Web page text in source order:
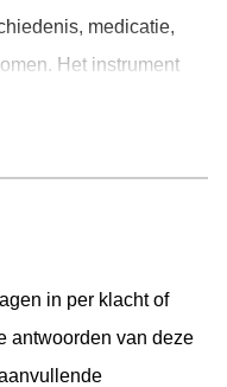
medicatie,
Het instrument
in per klacht of
antwoorden van deze